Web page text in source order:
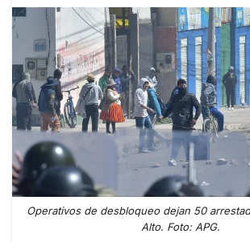
Operativos de desbloqueo dejan 50
Alto. Foto: APG.